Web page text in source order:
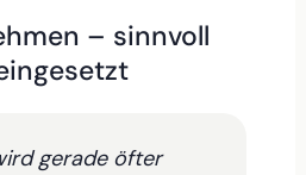
– sinnvoll
gerade öfter